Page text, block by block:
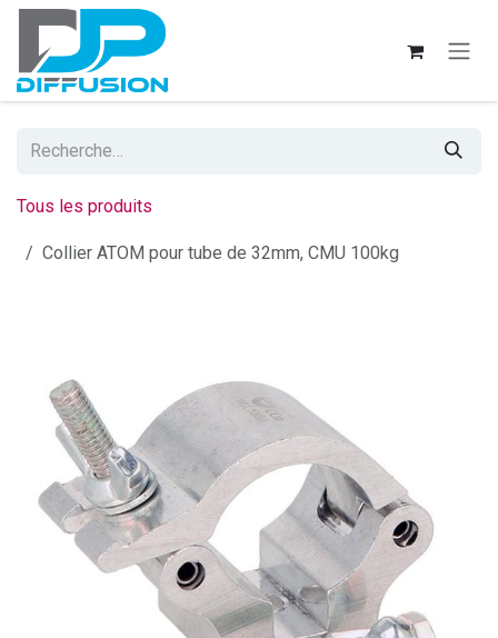
Se rendre au contenu
Tous les produits
Collier ATOM pour tube de 32mm, CMU 100kg